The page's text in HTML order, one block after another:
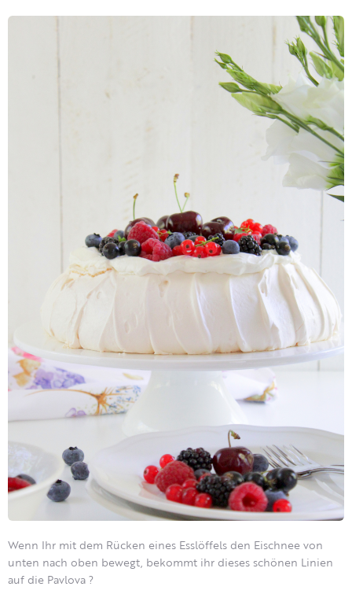
Wenn Ihr mit dem Rücken eines Esslöffels den Eischnee von
unten nach oben bewegt, bekommt ihr dieses schönen Linien
auf die Pavlova ?